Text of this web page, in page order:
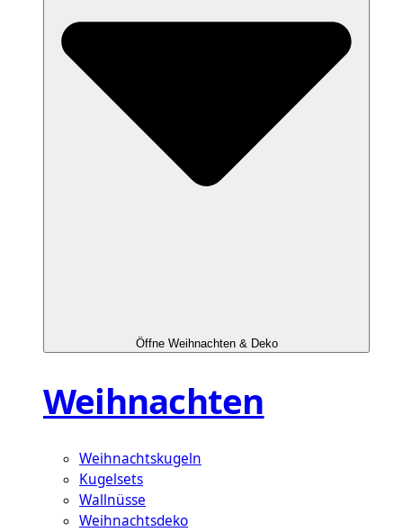
Öffne Weihnachten & Deko
Weihnachten
Weihnachtskugeln
Kugelsets
Wallnüsse
Weihnachtsdeko